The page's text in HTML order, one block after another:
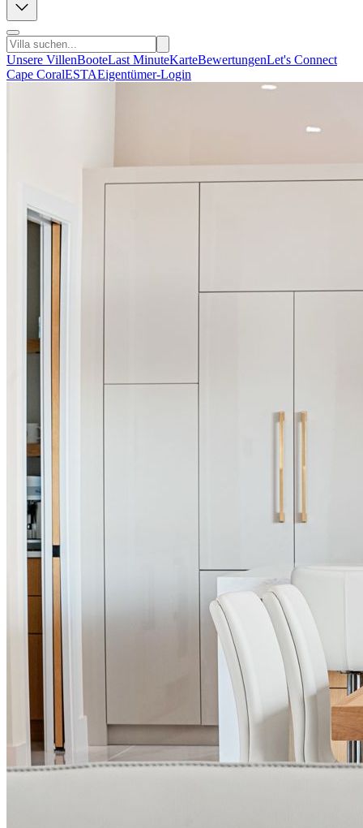
Unsere VillenBooteLast MinuteKarteBewertungenLet's Connect
Cape CoralESTAEigentümer-Login